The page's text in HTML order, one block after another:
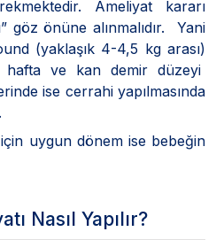
Ameliyat kararı
göz önüne alınmalıdır. Yani
(yaklaşık 4-4,5 kg arası)
ve kan demir düzeyi
ise cerrahi yapılmasında
için uygun dönem ise bebeğin
Nasıl Yapılır?